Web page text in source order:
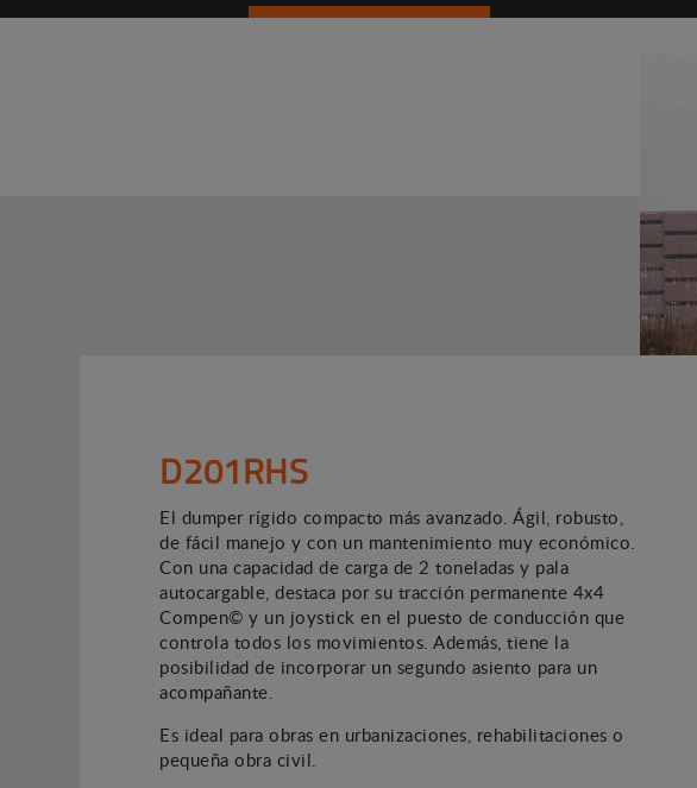
D201RHS
El dumper rígido compacto más avanzado. Ágil, robusto,
de fácil manejo y con un mantenimiento muy económico.
Con una capacidad de carga de 2 toneladas y pala
autocargable, destaca por su tracción permanente 4x4
Compen© y un joystick en el puesto de conducción que
controla todos los movimientos. Además, tiene la
posibilidad de incorporar un segundo asiento para un
acompañante.
Es ideal para obras en urbanizaciones, rehabilitaciones o
pequeña obra civil.